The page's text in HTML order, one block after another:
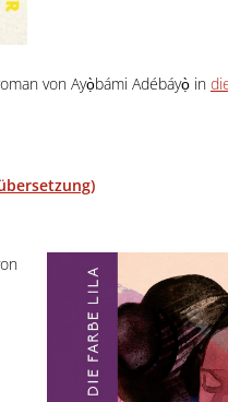
von Ayọ̀bámi Adébáyọ̀ in